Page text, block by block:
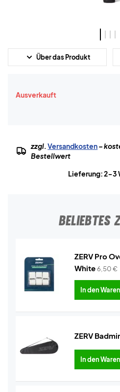
Über das Produkt
Ausverkauft
zzgl.Versandkosten–
Bestellwert
Lieferung: 2-3
BELIEBTES
ZERV Pro
White6,50€
In den
ZERV
In den